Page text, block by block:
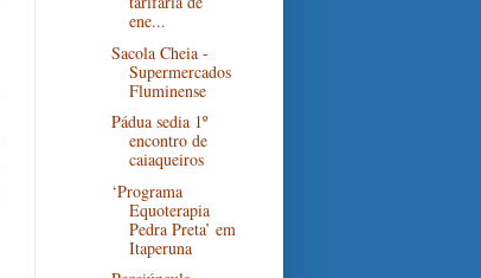
ene...
Sacola Cheia -
Supermercados
Fluminense
Pádua sedia 1º
encontro de
caiaqueiros
‘Programa
Equoterapia
Pedra Preta’ em
Itaperuna